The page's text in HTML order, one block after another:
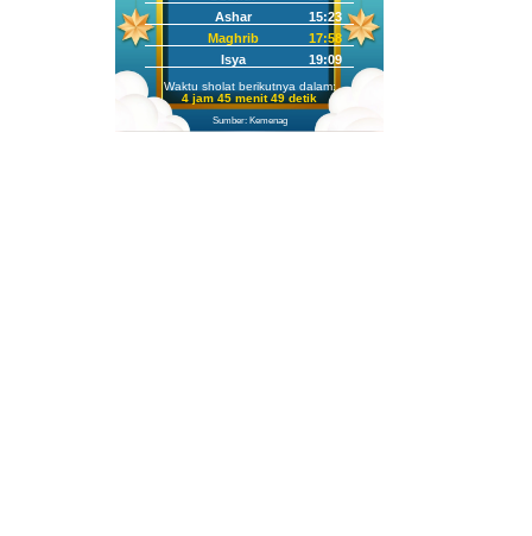
Ashar
15:23
Maghrib
17:58
Isya
19:09
Waktu sholat berikutnya dalam:
4 jam 45 menit 48 detik
Sumber: Kemenag